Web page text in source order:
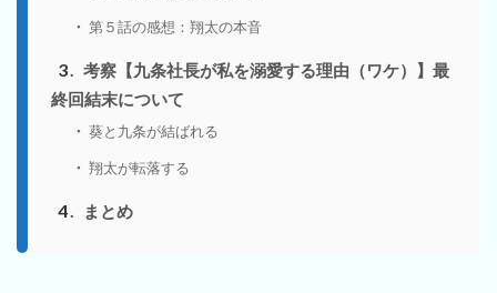
第５話の感想：翔太の本音
3
考察【九条社長が私を溺愛する理由（ワケ）】最
終回結末について
葵と九条が結ばれる
翔太が転落する
4 まとめ